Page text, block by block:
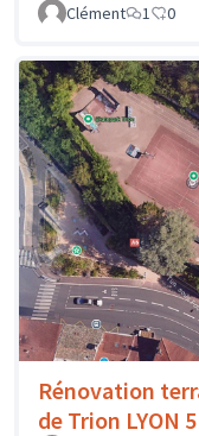
Clément
1 0
Rénovation
de Trion LYON 5